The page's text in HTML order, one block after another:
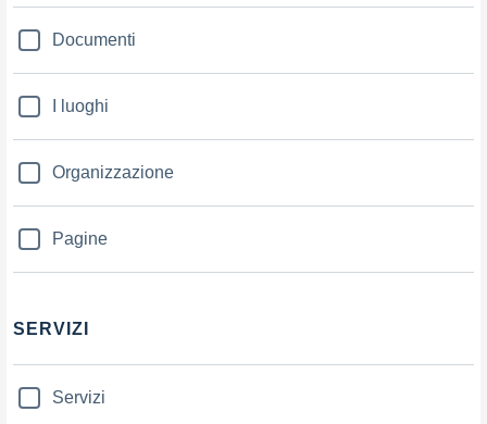
Documenti
I luoghi
Organizzazione
Pagine
SERVIZI
Servizi